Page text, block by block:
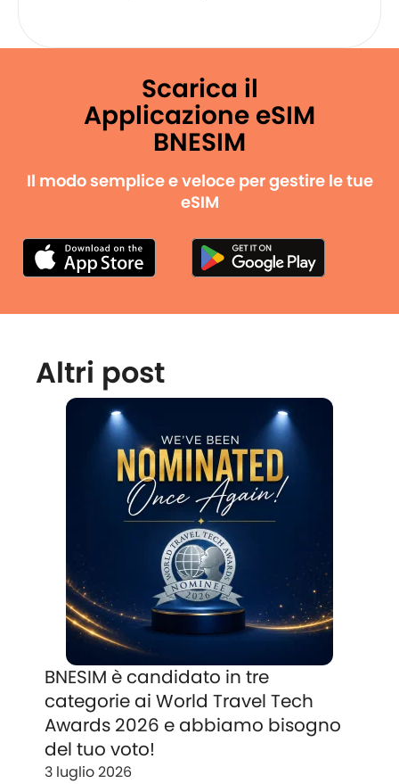
Scarica il
Applicazione eSIM
BNESIM
Il modo semplice e veloce per gestire le tue
eSIM
Altri post
BNESIM è candidato in tre
categorie ai World Travel Tech
Awards 2026 e abbiamo bisogno
del tuo voto!
3 luglio 2026